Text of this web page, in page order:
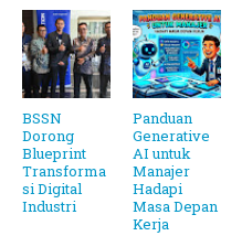
BSSN
Dorong
Blueprint
Transforma
si Digital
Industri
Panduan
Generative
AI untuk
Manajer
Hadapi
Masa Depan
Kerja